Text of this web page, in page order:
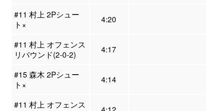
#11 村上 2Pシュー
ト×
4:20
#11 村上 オフェンス
リバウンド(2-0-2)
4:17
#15 森木 2Pシュー
ト×
4:14
#11 村上 オフェンス
4:12